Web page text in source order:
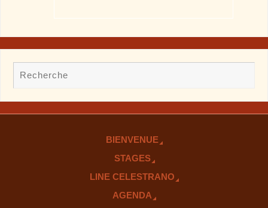
BIENVENUE
STAGES
LINE CELESTRANO
AGENDA